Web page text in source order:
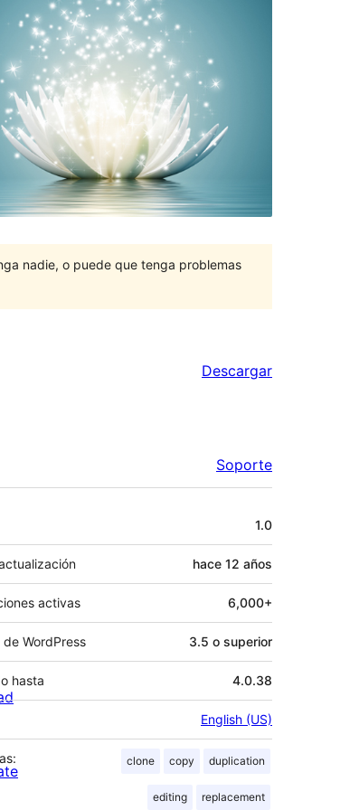
nadie, o puede que tenga problemas
Descargar
Soporte
1.0
hace 12 años
activas 6,000+
de WordPress 3.5 o superior
hasta 4.0.38
English (US)
clone copy duplication
editing replacement